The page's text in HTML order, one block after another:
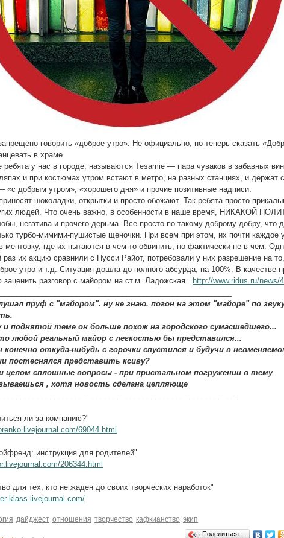
говорить «доброе утро». Не официально, но теперь сказать
в храме.
ребята у нас в городе, называются Tesamie — пара чуваков в забавных
и при костюмах утром встают в метро, на разных станциях, и держат
«с добрым утром», «хорошего дня» и прочие позитивные надписи.
шоколадки, открытки и просто обожают. Так ребята просто
людей. Что очень важно, в особенности в наше время, НИКАКОЙ
негатива и прочего дерьма. Все просто по такому доброму добру, что
турбо-мимими-пушистые щеночки. При всем при этом, их почти каждое
ментовку, где их пытаются в чем-то обвинить, но фактически не в чем.
раз их акцию сравнили с Пусси Райот, потребовали у них разрешение на
утро и т.д. Ситуация дошла до полного абсурда, на 100%. В качестве
заценить разговор с майором на ст.м. Ладожская.
http://www.ridus.ru/news/
пруф с "майором". ну не знаю. погон на этом "майоре" по
и поднятой теме он больше похож на городского сумасшедшего...
любой реальный майор с легкостью бы представился...
откуда-нибудь с горочки спустился и будучи в
постеснялся представить ксиву?
целом сплошные вопросы - при пристальном погружении в тему
, хотя новость сделана цепляюще
ли за компанию?"
69044.html
инструкция для родителей"
206344.html
для тех, кто не жаден до своих творческих наработок"
klass.livejournal.com/
дайджест отношения творчество кафкианство экип
Поделиться…